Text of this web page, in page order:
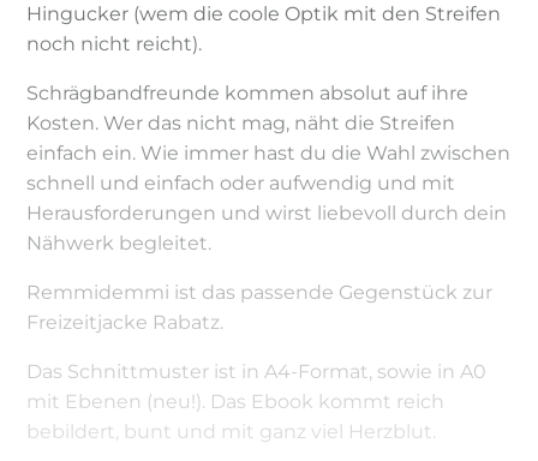
Hingucker (wem die coole Optik mit den Streifen
noch nicht reicht).
Schrägbandfreunde kommen absolut auf ihre
Kosten. Wer das nicht mag, näht die Streifen
einfach ein. Wie immer hast du die Wahl zwischen
schnell und einfach oder aufwendig und mit
Herausforderungen und wirst liebevoll durch dein
Nähwerk begleitet.
Remmidemmi ist das passende Gegenstück zur
Freizeitjacke Rabatz.
Das Schnittmuster ist in A4-Format, sowie in A0
mit Ebenen (neu!). Das Ebook kommt reich
bebildert, bunt und mit ganz viel Herzblut.